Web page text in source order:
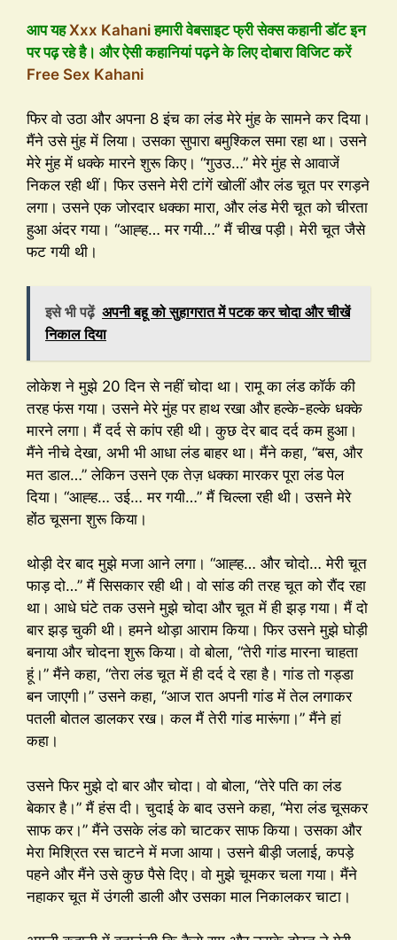
आप यहXxx Kahaniहमारी वेबसाइट फ्री सेक्स कहानी डॉट इन
पर पढ़ रहे है। और ऐसी कहानियां पढ़ने के लिए दोबारा विजिट करें
Free Sex Kahani
फिर वो उठा और अपना 8 इंच का लंड मेरे मुंह के सामने कर दिया।
मैंने उसे मुंह में लिया। उसका सुपारा बमुश्किल समा रहा था। उसने
मेरे मुंह में धक्के मारने शुरू किए। “गुउउ…” मेरे मुंह से आवाजें
निकल रही थीं। फिर उसने मेरी टांगें खोलीं और लंड चूत पर रगड़ने
लगा। उसने एक जोरदार धक्का मारा, और लंड मेरी चूत को चीरता
हुआ अंदर गया। “आह्ह… मर गयी…” मैं चीख पड़ी। मेरी चूत जैसे
फट गयी थी।
इसे भी पढ़ें अपनी बहू को सुहागरात में पटक कर चोदा और चीखें
निकाल दिया
लोकेश ने मुझे 20 दिन से नहीं चोदा था। रामू का लंड कॉर्क की
तरह फंस गया। उसने मेरे मुंह पर हाथ रखा और हल्के-हल्के धक्के
मारने लगा। मैं दर्द से कांप रही थी। कुछ देर बाद दर्द कम हुआ।
मैंने नीचे देखा, अभी भी आधा लंड बाहर था। मैंने कहा, “बस, और
मत डाल…” लेकिन उसने एक तेज़ धक्का मारकर पूरा लंड पेल
दिया। “आह्ह… उई… मर गयी…” मैं चिल्ला रही थी। उसने मेरे
होंठ चूसना शुरू किया।
थोड़ी देर बाद मुझे मजा आने लगा। “आह्ह… और चोदो… मेरी चूत
फाड़ दो…” मैं सिसकार रही थी। वो सांड की तरह चूत को रौंद रहा
था। आधे घंटे तक उसने मुझे चोदा और चूत में ही झड़ गया। मैं दो
बार झड़ चुकी थी। हमने थोड़ा आराम किया। फिर उसने मुझे घोड़ी
बनाया और चोदना शुरू किया। वो बोला, “तेरी गांड मारना चाहता
हूं।” मैंने कहा, “तेरा लंड चूत में ही दर्द दे रहा है। गांड तो गड्डा
बन जाएगी।” उसने कहा, “आज रात अपनी गांड में तेल लगाकर
पतली बोतल डालकर रख। कल मैं तेरी गांड मारूंगा।” मैंने हां
कहा।
उसने फिर मुझे दो बार और चोदा। वो बोला, “तेरे पति का लंड
बेकार है।” मैं हंस दी। चुदाई के बाद उसने कहा, “मेरा लंड चूसकर
साफ कर।” मैंने उसके लंड को चाटकर साफ किया। उसका और
मेरा मिश्रित रस चाटने में मजा आया। उसने बीड़ी जलाई, कपड़े
पहने और मैंने उसे कुछ पैसे दिए। वो मुझे चूमकर चला गया। मैंने
नहाकर चूत में उंगली डाली और उसका माल निकालकर चाटा।